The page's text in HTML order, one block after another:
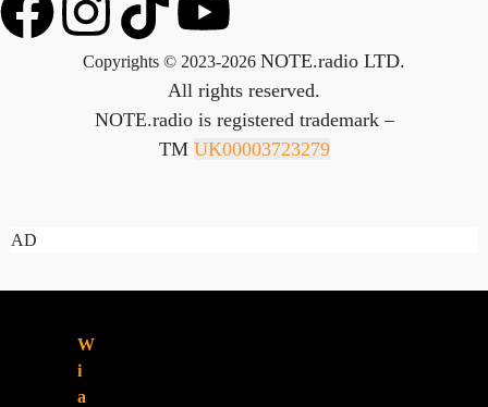
Copyrights © 2023-2026 NOTE.radio LTD.
All rights reserved.
NOTE.radio is registered trademark –
TM UK00003723279
AD
W
i
a